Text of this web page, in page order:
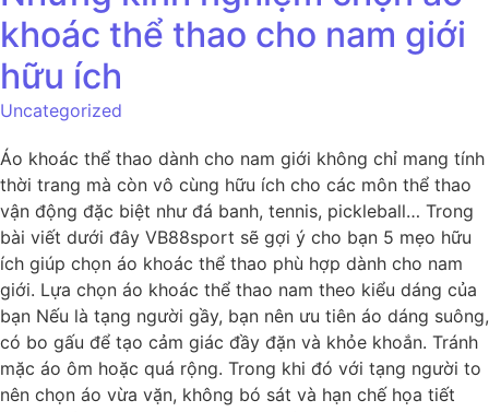
khoác thể thao cho nam giới
hữu ích
Uncategorized
Áo khoác thể thao dành cho nam giới không chỉ mang tính
thời trang mà còn vô cùng hữu ích cho các môn thể thao
vận động đặc biệt như đá banh, tennis, pickleball… Trong
bài viết dưới đây VB88sport sẽ gợi ý cho bạn 5 mẹo hữu
ích giúp chọn áo khoác thể thao phù hợp dành cho nam
giới. Lựa chọn áo khoác thể thao nam theo kiểu dáng của
bạn Nếu là tạng người gầy, bạn nên ưu tiên áo dáng suông,
có bo gấu để tạo cảm giác đầy đặn và khỏe khoắn. Tránh
mặc áo ôm hoặc quá rộng. Trong khi đó với tạng người to
nên chọn áo vừa vặn, không bó sát và hạn chế họa tiết